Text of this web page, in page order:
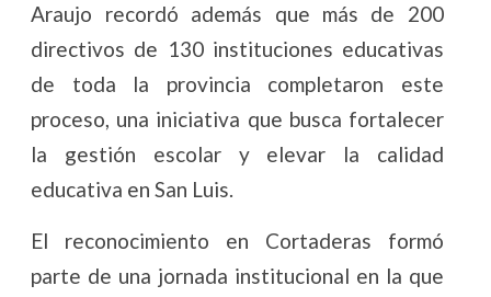
Araujo recordó además que más de 200
directivos de 130 instituciones educativas
de toda la provincia completaron este
proceso, una iniciativa que busca fortalecer
la gestión escolar y elevar la calidad
educativa en San Luis.
El reconocimiento en Cortaderas formó
parte de una jornada institucional en la que